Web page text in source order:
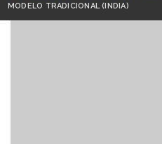
MODELO TRADICIONAL (INDIA)